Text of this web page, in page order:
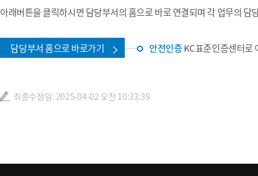
아래버튼을 클릭하시면 담당부서의 홈으로 바로 연결되며 각 업무의 담
담당부서 홈으로 바로가기 안전인증KC표준인증센터로
최종수정일: 2025-04-02 오전 10:33:39